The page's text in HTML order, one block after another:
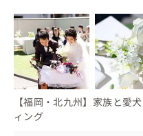
【福岡・北九州】家族と愛
ィング